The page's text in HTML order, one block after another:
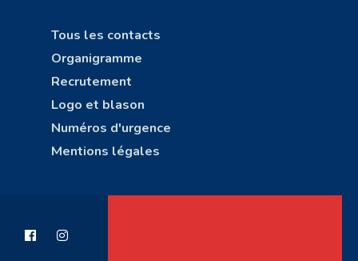
Tous les contacts
Organigramme
Recrutement
Logo et blason
Numéros d'urgence
Mentions légales